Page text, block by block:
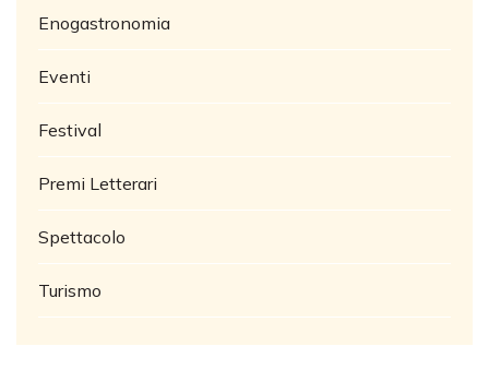
Enogastronomia
Eventi
Festival
Premi Letterari
Spettacolo
Turismo